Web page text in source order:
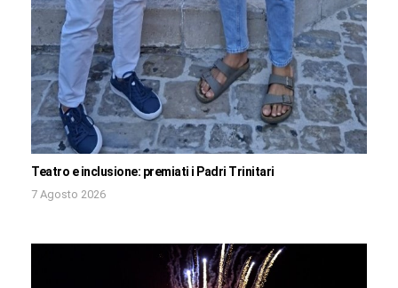
Teatro e inclusione: premiati i Padri Trinitari
7 Agosto 2026